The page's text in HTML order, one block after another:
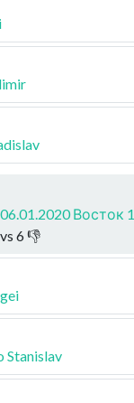
Восток 1
6👎
Stanislav